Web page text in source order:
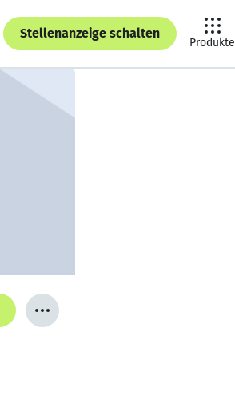
Stellenanzeige schalten
Produkte